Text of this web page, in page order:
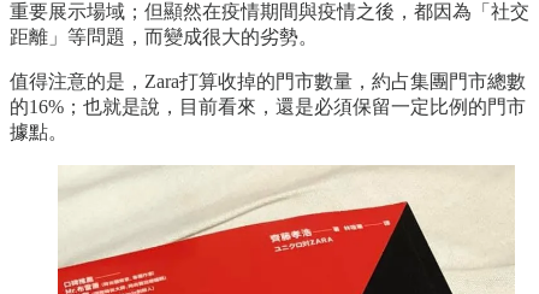
重要展示場域；但顯然在疫情期間與疫情之後，都因為「社交
距離」等問題，而變成很大的劣勢。
值得注意的是，Zara打算收掉的門市數量，約占集團門市總數
的16%；也就是說，目前看來，還是必須保留一定比例的門市
據點。